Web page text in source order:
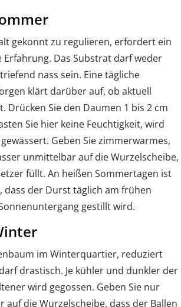
gekonnt zu regulieren, erfordert ein
Das Substrat darf weder
nass sein. Eine tägliche
klärt darüber auf, ob aktuell
Drücken Sie den Daumen 1 bis 2 cm
Sie hier keine Feuchtigkeit, wird
Geben Sie zimmerwarmes,
unmittelbar auf die Wurzelscheibe,
füllt. An heißen Sommertagen ist
dass der Durst täglich am frühen
gestillt wird.
im Winterquartier, reduziert
drastisch. Je kühler und dunkler der
wird gegossen. Geben Sie nur
auf die Wurzelscheibe, dass der Ballen